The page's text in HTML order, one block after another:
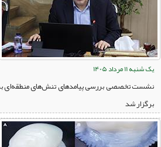
یک شنبه 11 مرداد 1405
نشست تخصصی بررسی پیامدهای تنش‌های منطقه‌ای بر
برگزار شد